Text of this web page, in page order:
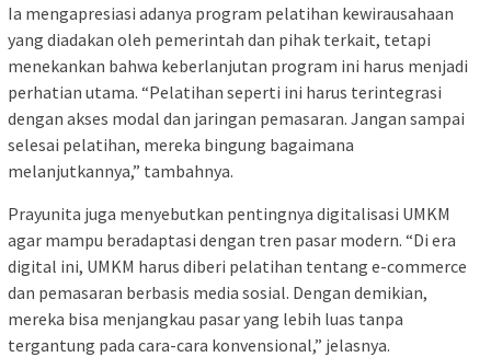
Ia mengapresiasi adanya program pelatihan kewirausahaan
yang diadakan oleh pemerintah dan pihak terkait, tetapi
menekankan bahwa keberlanjutan program ini harus menjadi
perhatian utama. “Pelatihan seperti ini harus terintegrasi
dengan akses modal dan jaringan pemasaran. Jangan sampai
selesai pelatihan, mereka bingung bagaimana
melanjutkannya,” tambahnya.
Prayunita juga menyebutkan pentingnya digitalisasi UMKM
agar mampu beradaptasi dengan tren pasar modern. “Di era
digital ini, UMKM harus diberi pelatihan tentang e-commerce
dan pemasaran berbasis media sosial. Dengan demikian,
mereka bisa menjangkau pasar yang lebih luas tanpa
tergantung pada cara-cara konvensional,” jelasnya.